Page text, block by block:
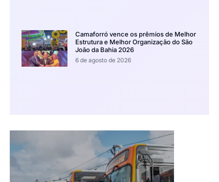
Camaforró vence os prêmios de Melhor
Estrutura e Melhor Organização do São
João da Bahia 2026
6 de agosto de 2026